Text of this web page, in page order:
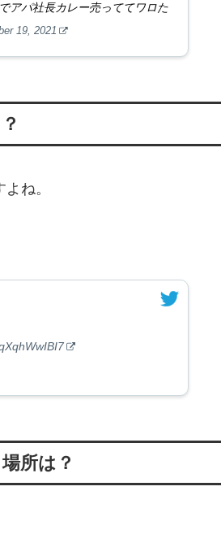
アパ社長カレー売っててワロた
19, 2021
ね。
所は？